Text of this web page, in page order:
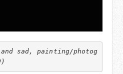
sad, painting/photog